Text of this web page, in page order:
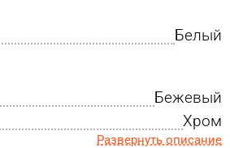
Белый
Бежевый
Хром
Развернуть описание